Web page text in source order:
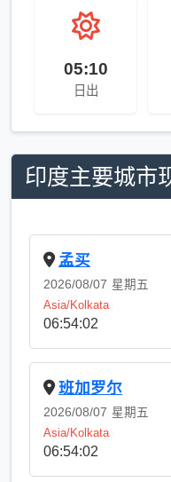
05:10
日出
印度主要城市
孟买
2026/08/07 星期五
Asia/Kolkata
06:54:02
班加罗尔
2026/08/07 星期五
Asia/Kolkata
06:54:02